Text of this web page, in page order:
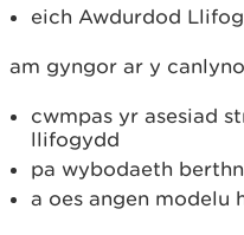
eich Awdurdod
am gyngor ar y
cwmpas yr asesiad
llifogydd
pa wybodaeth
a oes angen modelu